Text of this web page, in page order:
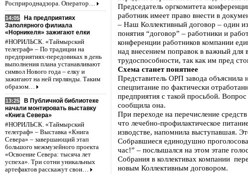
Росприроднадзора. Оператор…
14:05
На предприятиях
Заполярного филиала
«Норникеля» зажигают елки
#НОРИЛЬСК. «Таймырский
телеграф» – По традиции на
предприятиях-передовиках в день
выполнения плана устанавливают
символ Нового года – елку и
зажигают на ней гирлянды. Таким
образом…
13:25
В Публичной библиотеке
начали монтировать выставку
«Книга Севера»
#НОРИЛЬСК. «Таймырский
телеграф» – Выставка «Книга
Севера» – завершающий этап
большого межмузейного проекта
«Освоение Севера: тысяча лет
успеха». Три сотни уникальных
артефактов расскажут свои…
Председатель оргкомитета
работник имеет право внести в
– Наш Коллективный договор – один
понятия “договор” – работники и
конференции работников компании
над внесением поправок в важный для
трудоспособности, так как им пред
Схема станет понятнее
Представитель ОРП завода объяснила
спецпитание по фактически
предприятия с такой просьбой.
сообщила она.
При переходе на перечисление
что лечебно-профилактическое
изводстве, напомнила выступавшая.
Собравшиеся единодушно
час!” – послышался на этом этапе
Собрания в коллективах компании
новым Коллективным договором.